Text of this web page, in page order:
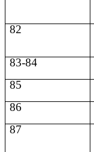
82
83-84
85
86
87